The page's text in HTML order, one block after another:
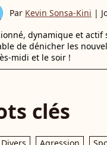
Par Kevin Sonsa-Kini |
dynamique et actif
de dénicher les
midi et le soir !
clés